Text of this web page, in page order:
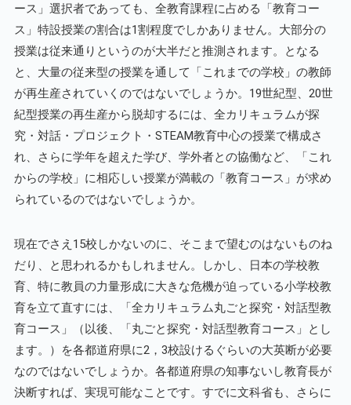
ース」選択者であっても、全教育課程に占める「教育コー
ス」特設授業の割合は1割程度でしかありません。大部分の
授業は従来通りというのが大半だと推測されます。となる
と、大量の従来型の授業を通して「これまでの学校」の教師
が再生産されていくのではないでしょうか。19世紀型、20世
紀型授業の再生産から脱却するには、全カリキュラムが探
究・対話・プロジェクト・STEAM教育中心の授業で構成さ
れ、さらに学年を超えた学び、学外者との協働など、「これ
からの学校」に相応しい授業が満載の「教育コース」が求め
られているのではないでしょうか。
現在でさえ15校しかないのに、そこまで望むのはないものね
だり、と思われるかもしれません。しかし、日本の学校教
育、特に教員の力量形成に大きな危機が迫っている小学校教
育を立て直すには、「全カリキュラム丸ごと探究・対話型教
育コース」（以後、「丸ごと探究・対話型教育コース」とし
ます。）を各都道府県に2，3校設けるぐらいの大英断が必要
なのではないでしょうか。各都道府県の知事ないし教育長が
決断すれば、実現可能なことです。すでに文科省も、さらに